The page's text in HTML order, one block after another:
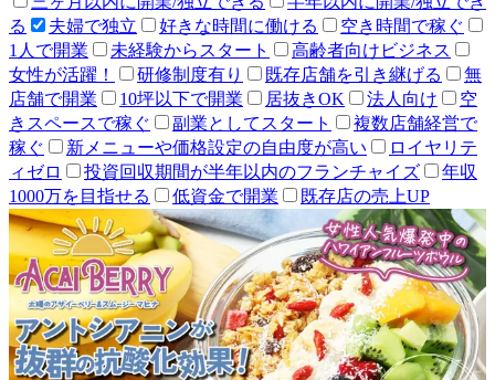
る
夫婦で独立 好きな時間に働ける
空き時間で稼ぐ
1人で開業
未経験からスタート
高齢者向けビジネス
女性が活躍！
研修制度有り 既存店舗を引き継げる
無
店舗で開業
10坪以下で開業 居抜きOK 法人向け
空
きスペースで稼ぐ
副業としてスタート
複数店舗経営で
稼ぐ
新メニューや価格設定の自由度が高い
ロイヤリテ
ィゼロ
投資回収期間が半年以内のフランチャイズ
年収
1000万を目指せる
低資金で開業 既存店の売上UP